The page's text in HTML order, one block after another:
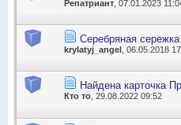
Репатриант , 07.01.2023
Серебряная сережка
krylatyj_angel , 06.05.2018
Найдена карточка
Кто то, 29.08.2022 09:52